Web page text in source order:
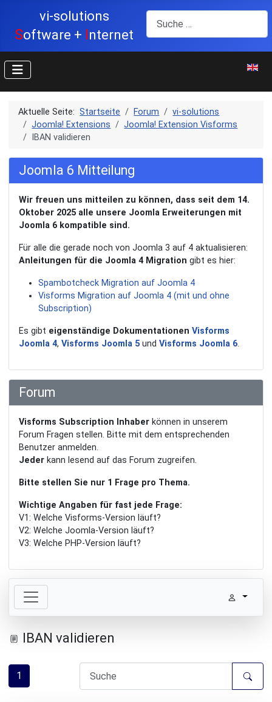
vi-solutions
Software + Internet
Suchen
Aktuelle Seite:Startseite Forum
vi-solutions
Joomla! Extensions
Joomla! Extension Visforms
IBAN validieren
Joomla 6 Mitteilung
Wir freuen uns mitteilen zu können, dass seit dem 14.
Oktober 2025 alle unsere Joomla Erweiterungen mit
Joomla 6 kompatible sind.
Für alle die gerade noch von Joomla 3 auf 4 aktualisieren:
Anleitungen für die Joomla 4 Migration gibt es hier:
Spambotcheck Migration auf Joomla 4
Visforms Migration auf Joomla 4 (mit und ohne
Subscription)
Es gibt eigenständige Dokumentationen Visforms
Joomla 4,Visforms Joomla 5 undVisforms Joomla 6.
Forum
Visforms Subscription Inhaber können in unserem
Forum Fragen stellen. Bitte mit dem entsprechenden
Benutzer anmelden.
Jeder kann lesend auf das Forum zugreifen.
Bitte stellen Sie nur 1 Frage pro Thema.
Wichtige Angaben für fast jede Frage:
V1: Welche Visforms-Version läuft?
V2: Welche Joomla-Version läuft?
V3: Welche PHP-Version läuft?
IBAN validieren
1